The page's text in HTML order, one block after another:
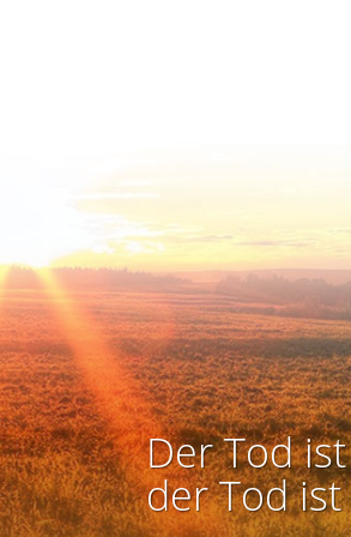
Der Tod
der Tod